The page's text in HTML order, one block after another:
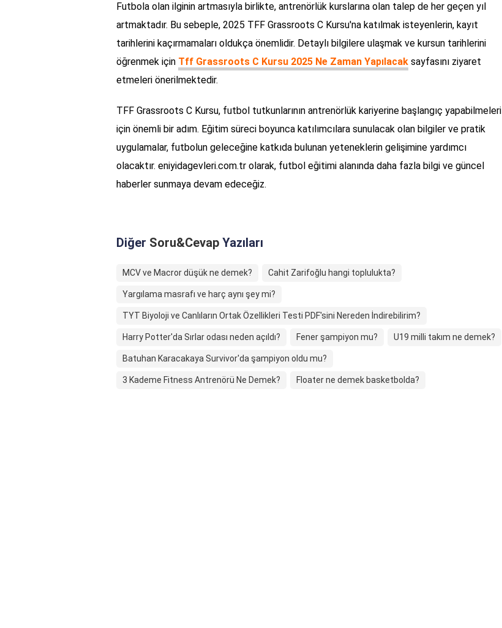
Futbola olan ilginin artmasıyla birlikte, antrenörlük kurslarına olan talep de her geçen yıl
artmaktadır. Bu sebeple, 2025 TFF Grassroots C Kursu'na katılmak isteyenlerin, kayıt
tarihlerini kaçırmamaları oldukça önemlidir. Detaylı bilgilere ulaşmak ve kursun tarihlerini
öğrenmek için Tff Grassroots C Kursu 2025 Ne Zaman Yapılacak sayfasını ziyaret
etmeleri önerilmektedir.
TFF Grassroots C Kursu, futbol tutkunlarının antrenörlük kariyerine başlangıç yapabilmeleri
için önemli bir adım. Eğitim süreci boyunca katılımcılara sunulacak olan bilgiler ve pratik
uygulamalar, futbolun geleceğine katkıda bulunan yeteneklerin gelişimine yardımcı
olacaktır. eniyidagevleri.com.tr olarak, futbol eğitimi alanında daha fazla bilgi ve güncel
haberler sunmaya devam edeceğiz.
Diğer Soru&Cevap Yazıları
MCV ve Macror düşük ne demek? Cahit Zarifoğlu hangi toplulukta?
Yargılama masrafı ve harç aynı şey mi?
TYT Biyoloji ve Canlıların Ortak Özellikleri Testi PDF'sini Nereden İndirebilirim?
Harry Potter'da Sırlar odası neden açıldı? Fener şampiyon mu? U19 milli takım ne demek?
Batuhan Karacakaya Survivor'da şampiyon oldu mu?
3 Kademe Fitness Antrenörü Ne Demek? Floater ne demek basketbolda?